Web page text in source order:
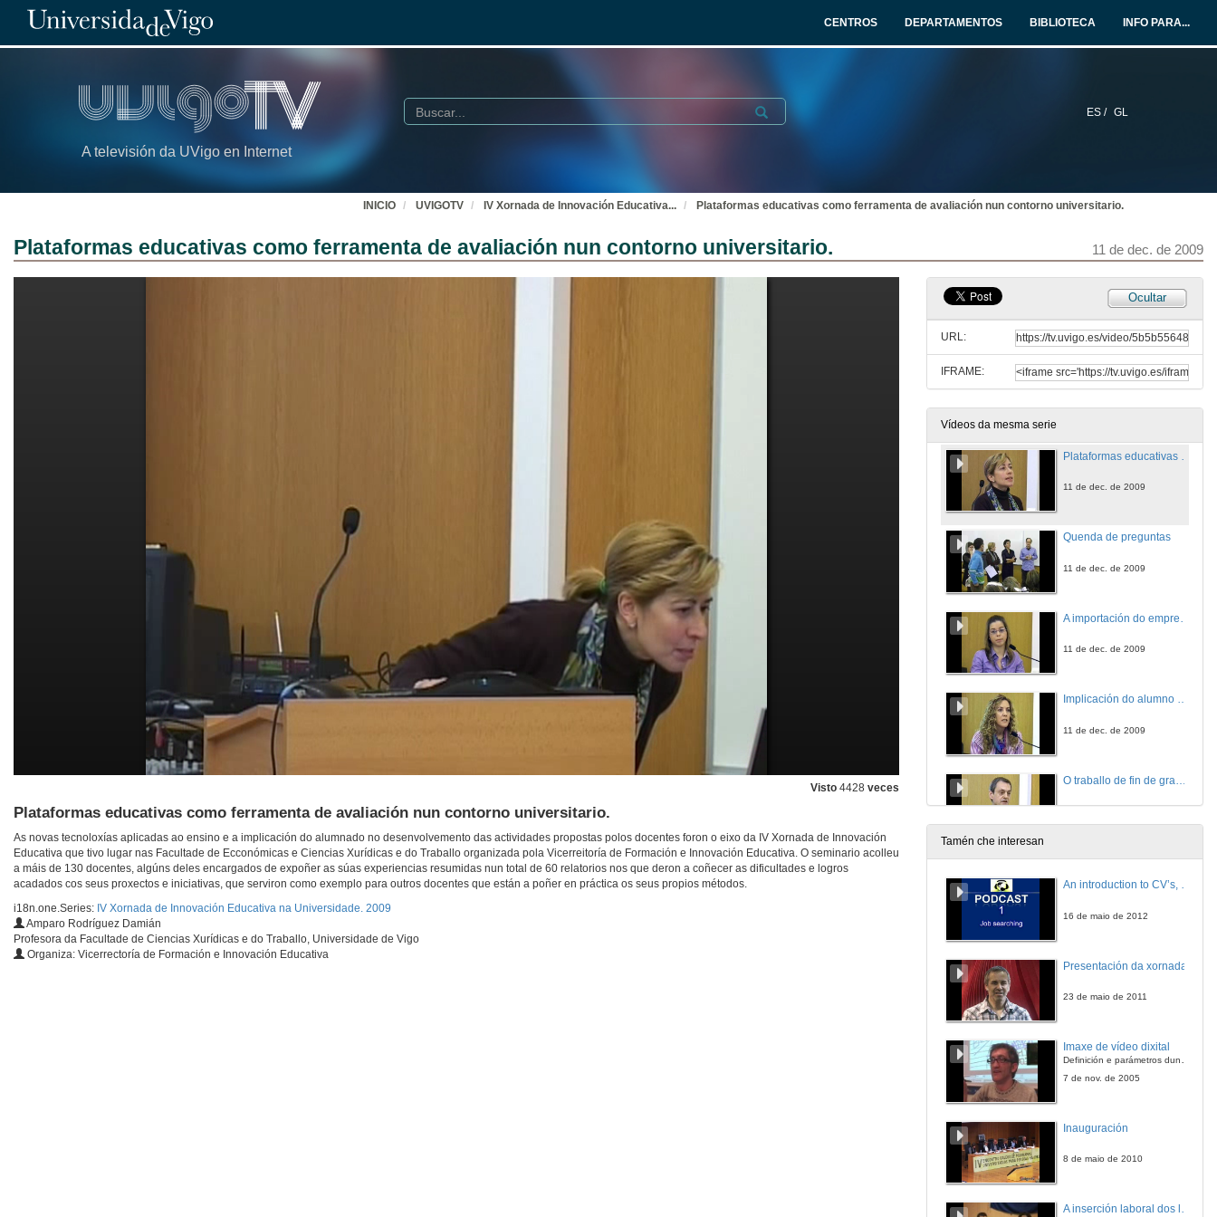
CENTROS DEPARTAMENTOS BIBLIOTECA INFO PARA...
A televisión da UVigo en Internet
ES / GL
Buscar Submit
INICIO UVIGOTV IV Xornada de Innovación Educativa... Plataformas educativas como ferramenta de avaliación nun contorno universitario.
Plataformas educativas como ferramenta de avaliación nun contorno universitario. 11 de dec. de 2009
Visto 4428 veces
Plataformas educativas como ferramenta de avaliación nun contorno universitario.
As novas tecnoloxías aplicadas ao ensino e a implicación do alumnado no desenvolvemento das actividades propostas polos docentes foron o eixo da IV Xornada de Innovación
Educativa que tivo lugar nas Facultade de Ecconómicas e Ciencias Xurídicas e do Traballo organizada pola Vicerreitoría de Formación e Innovación Educativa. O seminario acolleu
a máis de 130 docentes, algúns deles encargados de expoñer as súas experiencias resumidas nun total de 60 relatorios nos que deron a coñecer as dificultades e logros
acadados cos seus proxectos e iniciativas, que serviron como exemplo para outros docentes que están a poñer en práctica os seus propios métodos.
i18n.one.Series: IV Xornada de Innovación Educativa na Universidade. 2009
Amparo Rodríguez Damián
Profesora da Facultade de Ciencias Xurídicas e do Traballo, Universidade de Vigo
Organiza: Vicerrectoría de Formación e Innovación Educativa
Ocultar
URL:
IFRAME:
Vídeos da mesma serie
Potencialidades e problemáticas da "creación de coñecementos" por parte dos alumnos en primeiro curso de novos graos; unha experiencia en ADE.
11 de dec. de 2009
A (auto) avaliación na docencia da interpretación consecutiva como axuda á aprendizaxe.
Experiencia en docencia virtual: "Equipo Investigación Grímpola".
11 de dec. de 2009
11 de dec. de 2009
Quenda de preguntas
11 de dec. de 2009
11 de dec. de 2009
Implicación do alumno na súa aprendizaxe a través do Foro de actualidade xurídica.
11 de dec. de 2009
Quenda de preguntas
11 de dec. de 2009
11 de dec. de 2009
11 de dec. de 2009
Tamén che interesan
An introduction to CV’s, letters, and job searching
16 de maio de 2012
Presentación da xornada
23 de maio de 2011
Imaxe de vídeo dixital
Definición e parámetros dunha imaxe dixital. Resolución e Aspecto. Profundidade da cor. Compresión. Frame por segundo. Entrelazado. Campos, cadros
7 de nov. de 2005
Inauguración
8 de maio de 2010
A inserción laboral dos licenciados en Ciencias do Mar: a carreira investigadora